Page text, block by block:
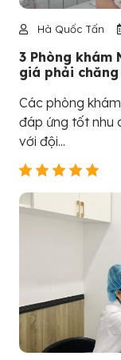
Hà Quốc Tấn
3 Phòng khám
giá phải chăng
Các phòng
đáp ứng tốt nhu
với đội...